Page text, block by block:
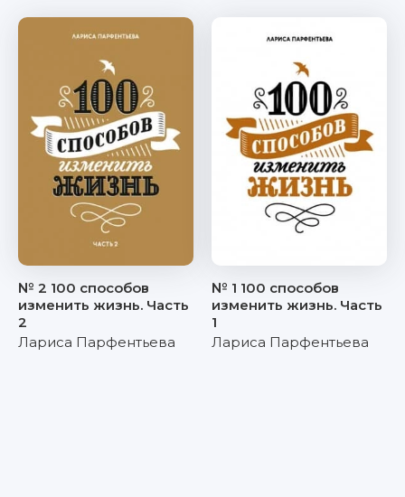
№ 2 100 способов
изменить жизнь. Часть
2
Лариса Парфентьева
№ 1 100 способов
изменить жизнь. Часть
1
Лариса Парфентьева